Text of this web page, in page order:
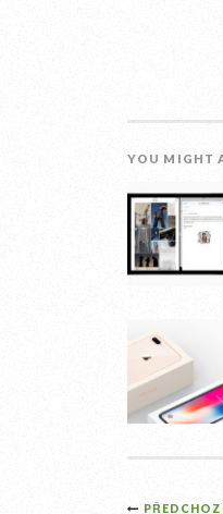
YOU MIGHT